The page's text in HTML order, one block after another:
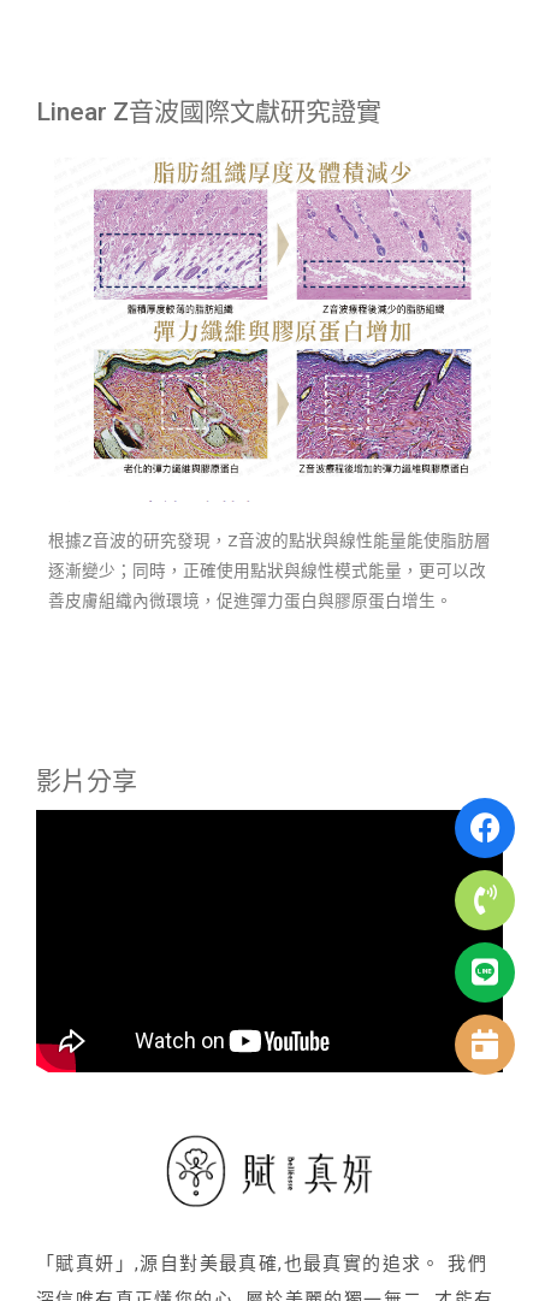
Linear Z音波國際文獻研究證實
根據Z音波的研究發現，Z音波的點狀與線性能量能使脂肪層
逐漸變少；同時，正確使用點狀與線性模式能量，更可以改
善皮膚組織內微環境，促進彈力蛋白與膠原蛋白增生。
影片分享
「賦真妍」,源自對美最真確,也最真實的追求。 我們